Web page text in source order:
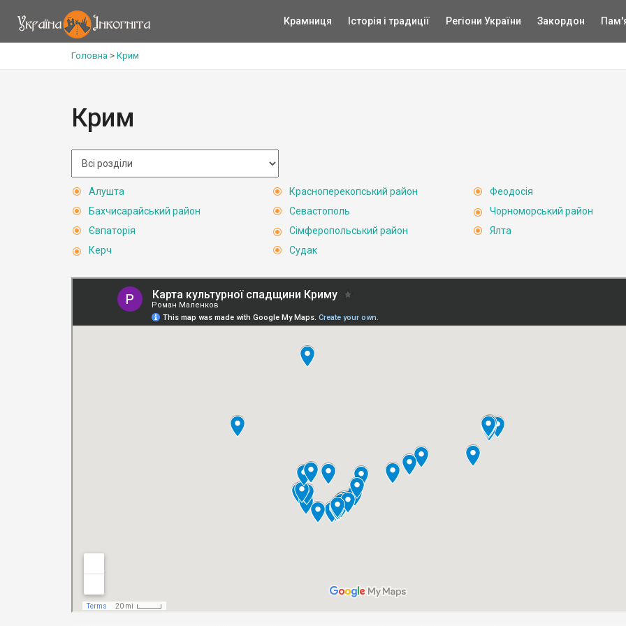
Крамниця Історія і традиції Регіони України Закордон
Головна > Крим
Крим
Алушта
Бахчисарайський район
Євпаторія
Керч
Красноперекопський район
Севастополь
Сімферопольський район
Судак
Феодосія
Чорноморський район
Ялта